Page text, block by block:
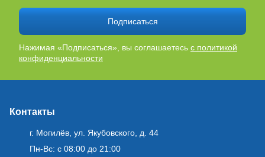
Подписаться
Нажимая «Подписаться», вы соглашаетесь с политикой
конфиденциальности
Контакты
г. Могилёв, ул. Якубовского, д. 44
Пн-Вс: с 08:00 до 21:00